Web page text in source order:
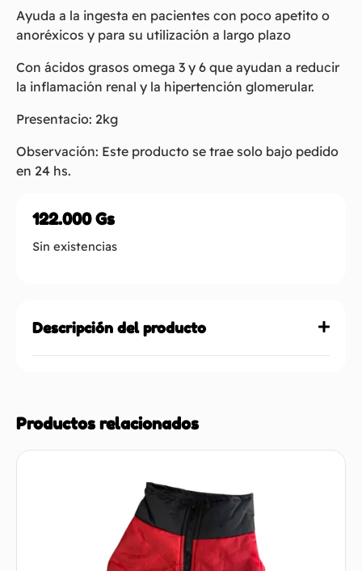
Ayuda a la ingesta en pacientes con poco apetito o
anoréxicos y para su utilización a largo plazo
Con ácidos grasos omega 3 y 6 que ayudan a reducir
la inflamación renal y la hipertención glomerular.
Presentacio: 2kg
Observación: Este producto se trae solo bajo pedido
en 24 hs.
122.000Gs
Sin existencias
Descripción del producto
Productos relacionados